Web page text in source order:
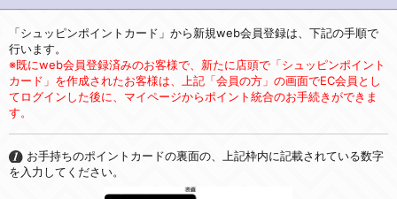
「シュッピンポイントカード」から新規web会員登録は、下記の手順で
行います。
※既にweb会員登録済みのお客様で、新たに店頭で「シュッピンポイント
カード」を作成されたお客様は、上記「会員の方」の画面でEC会員とし
てログインした後に、マイページからポイント統合のお手続きができま
す。
お手持ちのポイントカードの裏面の、上記枠内に記載されている数字
を入力してください。